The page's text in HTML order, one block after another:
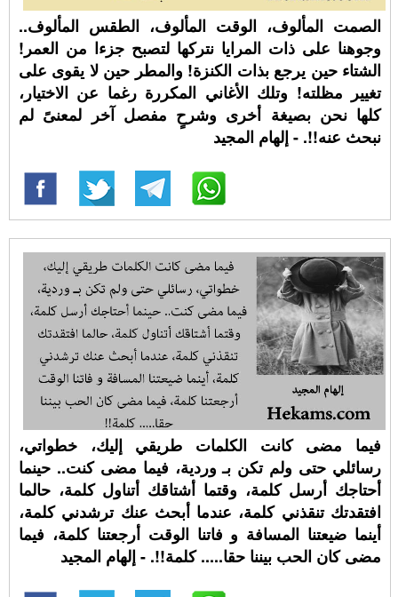
الصمت المألوف، الوقت المألوف، الطقس المألوف..
وجوهنا على ذات المرايا نتركها لتصبح جزءا من العمر!
الشتاء حين يرجع بذات الكنزة! والمطر حين لا يقوى على
تغيير مظلته! وتلك الأغاني المكررة رغما عن الاختيار،
كلها نحن بصيغة أخرى وشرحٍ مفصل آخر لمعنىً لم
نبحث عنه!!. - إلهام المجيد
فيما مضى كانت الكلمات طريقي إليك، خطواتي،
رسائلي حتى ولم تكن بـ وردية، فيما مضى كنت.. حينما
أحتاجك أرسل كلمة، وقتما أشتاقك أتناول كلمة، حالما
افتقدتك تنقذني كلمة، عندما أبحث عنك ترشدني كلمة،
أينما ضيعتنا المسافة و فاتنا الوقت أرجعتنا كلمة، فيما
مضى كان الحب بيننا حقا..... كلمة!!. - إلهام المجيد